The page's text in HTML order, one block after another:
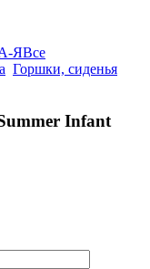
ЯВсе
Горшки, сиденья
Infant